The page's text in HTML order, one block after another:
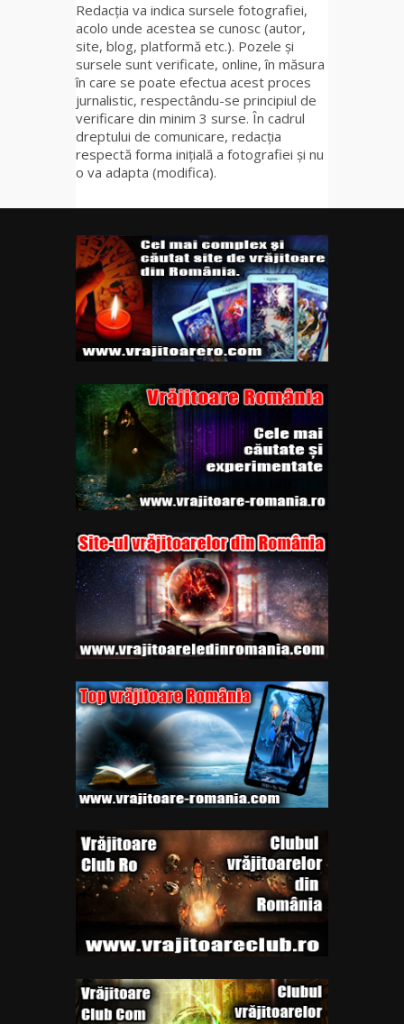
Redacția va indica sursele fotografiei,
acolo unde acestea se cunosc (autor,
site, blog, platformă etc.). Pozele și
sursele sunt verificate, online, în măsura
în care se poate efectua acest proces
jurnalistic, respectându-se principiul de
verificare din minim 3 surse. În cadrul
dreptului de comunicare, redacția
respectă forma inițială a fotografiei și nu
o va adapta (modifica).